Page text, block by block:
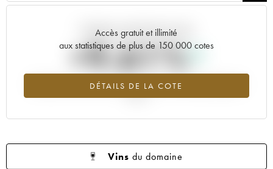
Accès gratuit et illimité
aux statistiques de plus de 150 000 cotes
DÉTAILS DE LA COTE
Tendance actuelle de la cote
+9.61%
Tendance à la hausse du millésime 2010 en 2026 par rapport à
Vins du domaine